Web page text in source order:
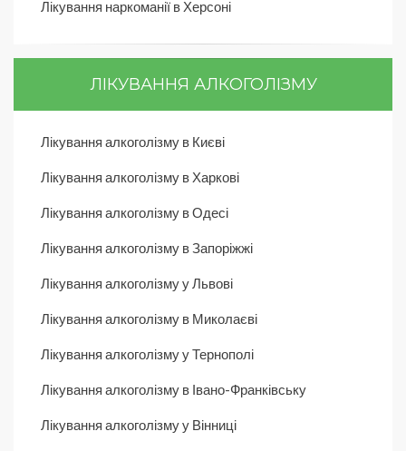
Лікування наркоманії в Херсоні
ЛІКУВАННЯ АЛКОГОЛІЗМУ
Лікування алкоголізму в Києві
Лікування алкоголізму в Харкові
Лікування алкоголізму в Одесі
Лікування алкоголізму в Запоріжжі
Лікування алкоголізму у Львові
Лікування алкоголізму в Миколаєві
Лікування алкоголізму у Тернополі
Лікування алкоголізму в Івано-Франківську
Лікування алкоголізму у Вінниці